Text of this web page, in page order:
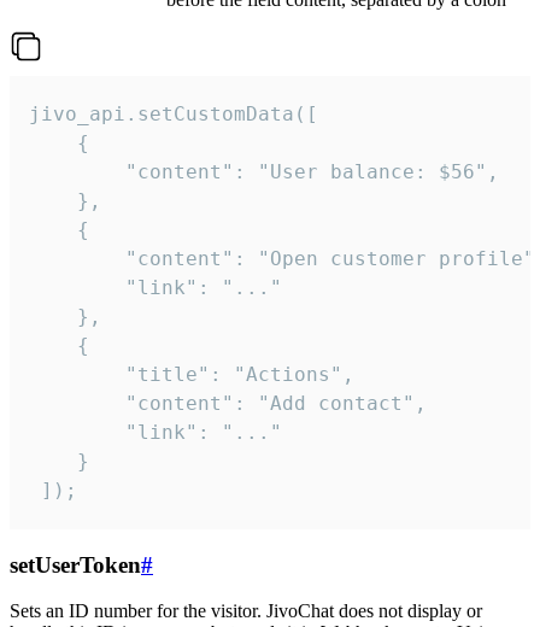
jivo_api.setCustomData([
    {
        "content": "User balance: $56",
    },
    {
"content": "Open customer
        "link": "..."
    },
    {
        "title": "Actions",
        "content": "Add contact",
        "link": "..."
    }
]);
setUserToken#
Sets an ID number for the visitor. JivoChat does not display or